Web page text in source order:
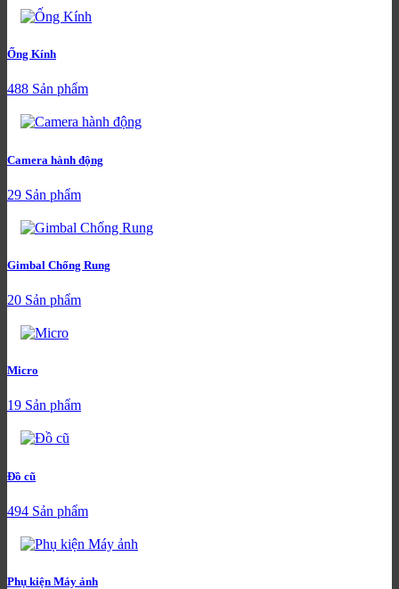
Ống Kính
488 Sản phẩm
Camera hành động
29 Sản phẩm
Gimbal Chống Rung
20 Sản phẩm
Micro
19 Sản phẩm
Đồ cũ
494 Sản phẩm
Phụ kiện Máy ảnh